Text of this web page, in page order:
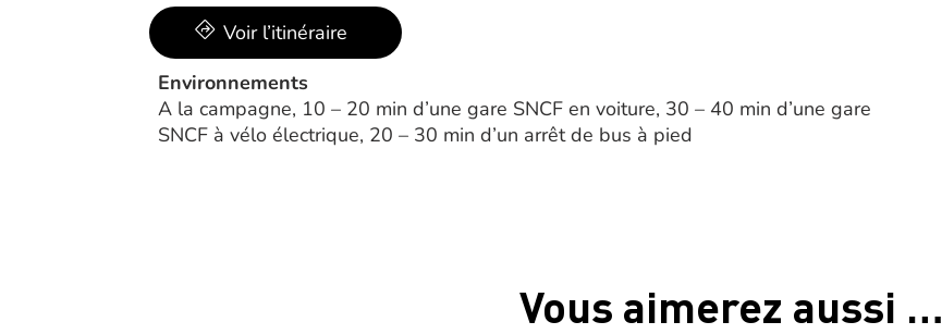
Voir l’itinéraire
Environnements
A la campagne, 10 – 20 min d’une gare SNCF en voiture, 30 – 40 min d’une gare
SNCF à vélo électrique, 20 – 30 min d’un arrêt de bus à pied
Vous aimerez aussi …